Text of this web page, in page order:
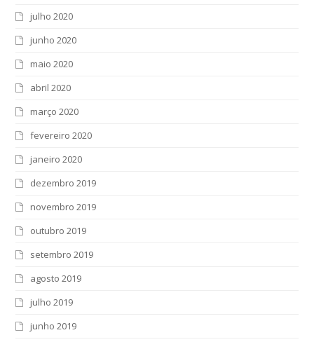
julho 2020
junho 2020
maio 2020
abril 2020
março 2020
fevereiro 2020
janeiro 2020
dezembro 2019
novembro 2019
outubro 2019
setembro 2019
agosto 2019
julho 2019
junho 2019